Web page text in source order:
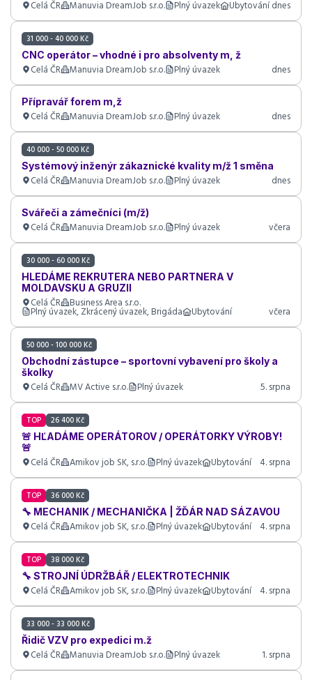
Celá ČR Manuvia DreamJob s.r.o. Plný úvazek Ubytování dnes
31 000 - 40 000 Kč
CNC operátor – vhodné i pro absolventy m, ž
Celá ČR Manuvia DreamJob s.r.o. Plný úvazek dnes
Přípravář forem m,ž
Celá ČR Manuvia DreamJob s.r.o. Plný úvazek dnes
40 000 - 50 000 Kč
Systémový inženýr zákaznické kvality m/ž 1 směna
Celá ČR Manuvia DreamJob s.r.o. Plný úvazek dnes
Svářeči a zámečníci (m/ž)
Celá ČR Manuvia DreamJob s.r.o. Plný úvazek včera
30 000 - 60 000 Kč
HLEDÁME REKRUTERA NEBO PARTNERA V
MOLDAVSKU A GRUZII
Celá ČR Business Area s.r.o.
Plný úvazek, Zkrácený úvazek, Brigáda Ubytování včera
50 000 - 100 000 Kč
Obchodní zástupce – sportovní vybavení pro školy a
školky
Celá ČR MV Active s.r.o. Plný úvazek 5. srpna
TOP 26 400 Kč
🚨 HĽADÁME OPERÁTOROV / OPERÁTORKY VÝROBY!
🚨
Celá ČR Amikov job SK, s.r.o. Plný úvazek Ubytování 4. srpna
TOP 36 000 Kč
🔧 MECHANIK / MECHANIČKA | ŽĎÁR NAD SÁZAVOU
Celá ČR Amikov job SK, s.r.o. Plný úvazek Ubytování 4. srpna
TOP 38 000 Kč
🔧 STROJNÍ ÚDRŽBÁŘ / ELEKTROTECHNIK
Celá ČR Amikov job SK, s.r.o. Plný úvazek Ubytování 4. srpna
33 000 - 33 000 Kč
Řidič VZV pro expedici m.ž
Celá ČR Manuvia DreamJob s.r.o. Plný úvazek 1. srpna